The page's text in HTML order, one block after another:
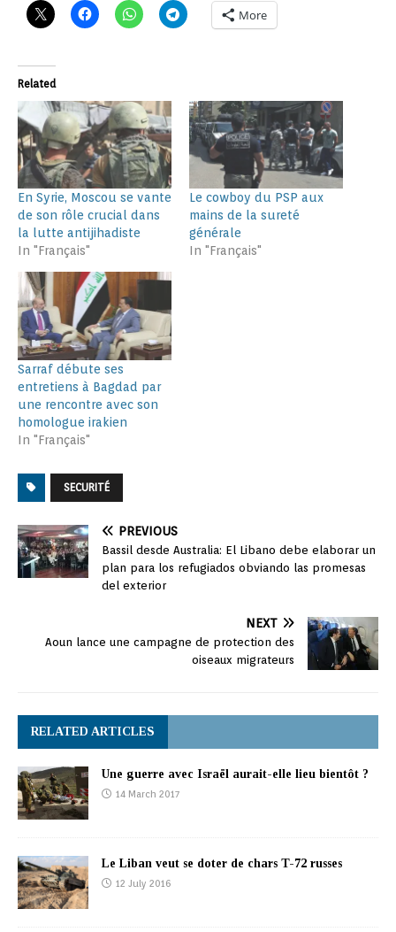
More
Related
En Syrie, Moscou se vante
de son rôle crucial dans
la lutte antijihadiste
In "Français"
Le cowboy du PSP aux
mains de la sureté
générale
In "Français"
Sarraf débute ses
entretiens à Bagdad par
une rencontre avec son
homologue irakien
In "Français"
SECURITÉ
PREVIOUS
Bassil desde Australia: El Libano debe elaborar un
plan para los refugiados obviando las promesas
del exterior
NEXT
Aoun lance une campagne de protection des
oiseaux migrateurs
RELATED ARTICLES
Une guerre avec Israël aurait-elle lieu bientôt ?
14 March 2017
Le Liban veut se doter de chars T-72 russes
12 July 2016